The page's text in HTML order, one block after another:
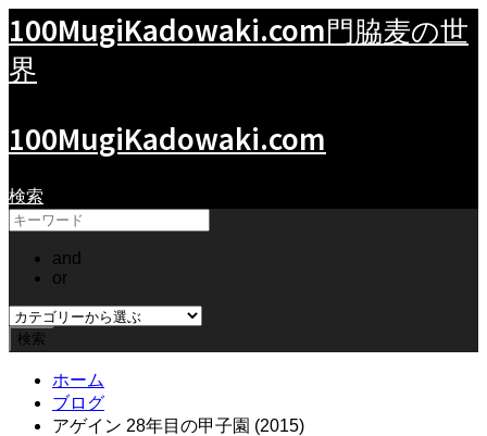
100MugiKadowaki.com門脇麦の世
界
100MugiKadowaki.com
検索
and
or
ホーム
ブログ
アゲイン 28年目の甲子園 (2015)